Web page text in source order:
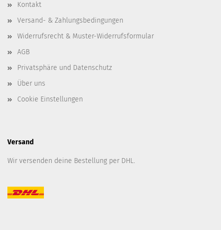
Kontakt
Versand- & Zahlungsbedingungen
Widerrufsrecht & Muster-Widerrufsformular
AGB
Privatsphäre und Datenschutz
Über uns
Cookie Einstellungen
Versand
Wir versenden deine Bestellung per DHL.